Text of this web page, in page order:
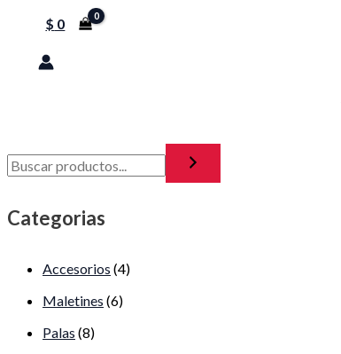
$ 0
Categorias
Accesorios (4)
Maletines (6)
Palas (8)